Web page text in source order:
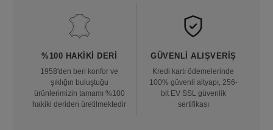
%100 HAKIKI DERI
1958'den beri konfor ve
şıklığın buluştuğu
ürünlerimizin tamamı %100
hakiki deriden üretilmektedir
GÜVENLI ALIŞVERIŞ
Kredi kartı ödemelerinde
100% güvenli altyapı, 256-
bit EV SSL güvenlik
sertifikası